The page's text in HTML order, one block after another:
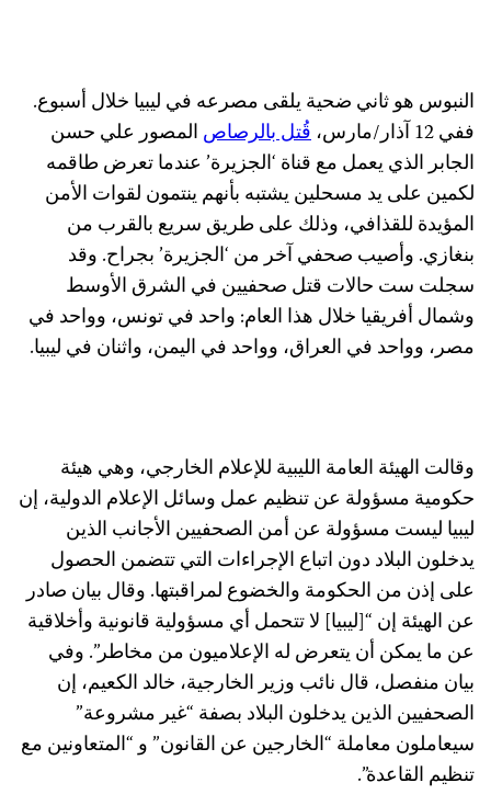
النبوس هو ثاني ضحية يلقى مصرعه في ليبيا خلال أسبوع.
ففي 12 آذار/مارس،
قُتل بالرصاص المصور علي حسن
الجابر الذي يعمل مع قناة ‘الجزيرة’ عندما تعرض طاقمه
لكمين على يد مسحلين يشتبه بأنهم ينتمون لقوات الأمن
المؤيدة للقذافي، وذلك على طريق سريع بالقرب من
بنغازي. وأصيب صحفي آخر من ‘الجزيرة’ بجراح. وقد
سجلت ست حالات قتل صحفيين في الشرق الأوسط
وشمال أفريقيا خلال هذا العام: واحد في تونس، وواحد في
مصر، وواحد في العراق، وواحد في اليمن، واثنان في ليبيا.
وقالت الهيئة العامة الليبية للإعلام الخارجي، وهي هيئة
حكومية مسؤولة عن تنظيم عمل وسائل الإعلام الدولية، إن
ليبيا ليست مسؤولة عن أمن الصحفيين الأجانب الذين
يدخلون البلاد دون اتباع الإجراءات التي تتضمن الحصول
على إذن من الحكومة والخضوع لمراقبتها. وقال بيان صادر
عن الهيئة إن “[ليبيا] لا تتحمل أي مسؤولية قانونية وأخلاقية
عن ما يمكن أن يتعرض له الإعلاميون من مخاطر”. وفي
بيان منفصل، قال نائب وزير الخارجية، خالد الكعيم، إن
الصحفيين الذين يدخلون البلاد بصفة “غير مشروعة”
سيعاملون معاملة “الخارجين عن القانون” و “المتعاونين مع
تنظيم القاعدة”.